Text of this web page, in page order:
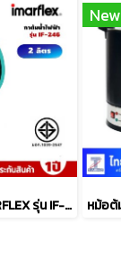
กาต้มน้ำไฟฟ้า IMARFLEX รุ่น IF-246 2 ลิตร
New